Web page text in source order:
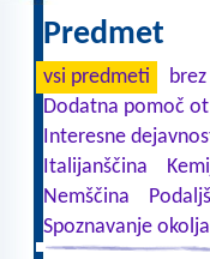
Predmet
vsi predmeti
Dodatna pomoč
Interesne
Italijanščina
Nemščina
Spoznavanje okolja